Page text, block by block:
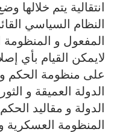
انتقالية يتم
النظام السياسي
المفعول و المنظومة
لايمكن القيام بأي
على منظومة الحكم و
الدولة العميقة و
الدولة و مقاليد
المنظومة العسكرية